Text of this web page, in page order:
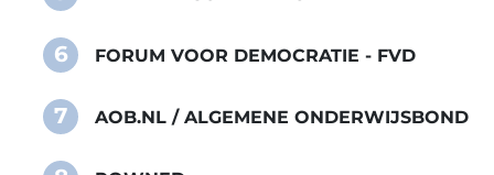
6 FORUM VOOR DEMOCRATIE - FVD
7 AOB.NL / ALGEMENE ONDERWIJSBOND